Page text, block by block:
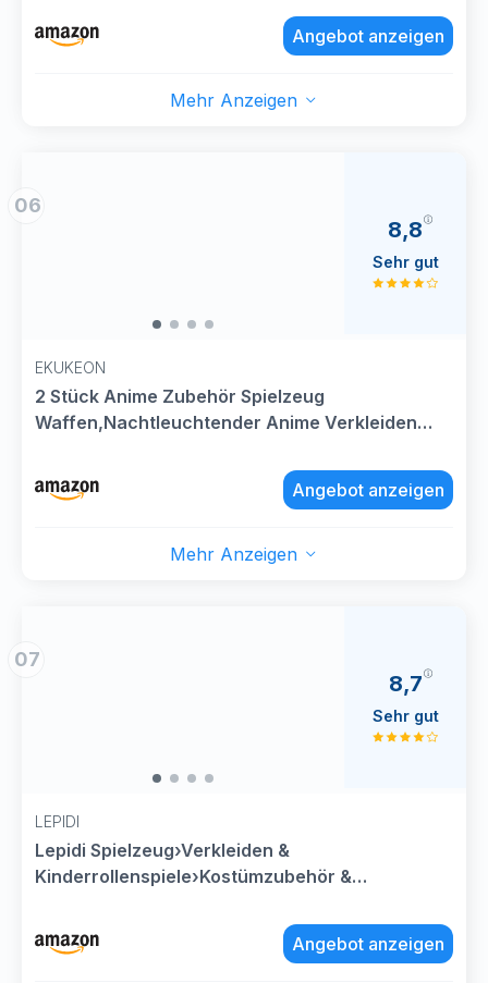
Angebot anzeigen
Mehr Anzeigen
06
EKUKEON
2 Stück Anime Zubehör Spielzeug
Waffen,Nachtleuchtender Anime Verkleiden
Kostümzubehör,Cosplay Kostüm Accessoires
Waffen für Halloween Karneval Dress-up
8,8
Sehr gut
Angebot anzeigen
Mehr Anzeigen
07
LEPIDI
Lepidi Spielzeug›Verkleiden &
Kinderrollenspiele›Kostümzubehör &
Haarteile für Erwachsene
8,7
Sehr gut
Angebot anzeigen